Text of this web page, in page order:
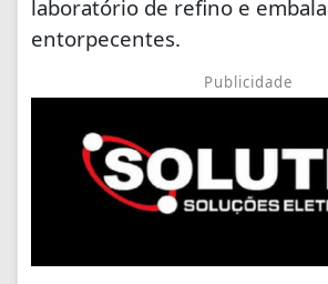
laboratório de refino e
entorpecentes.
Publicidade